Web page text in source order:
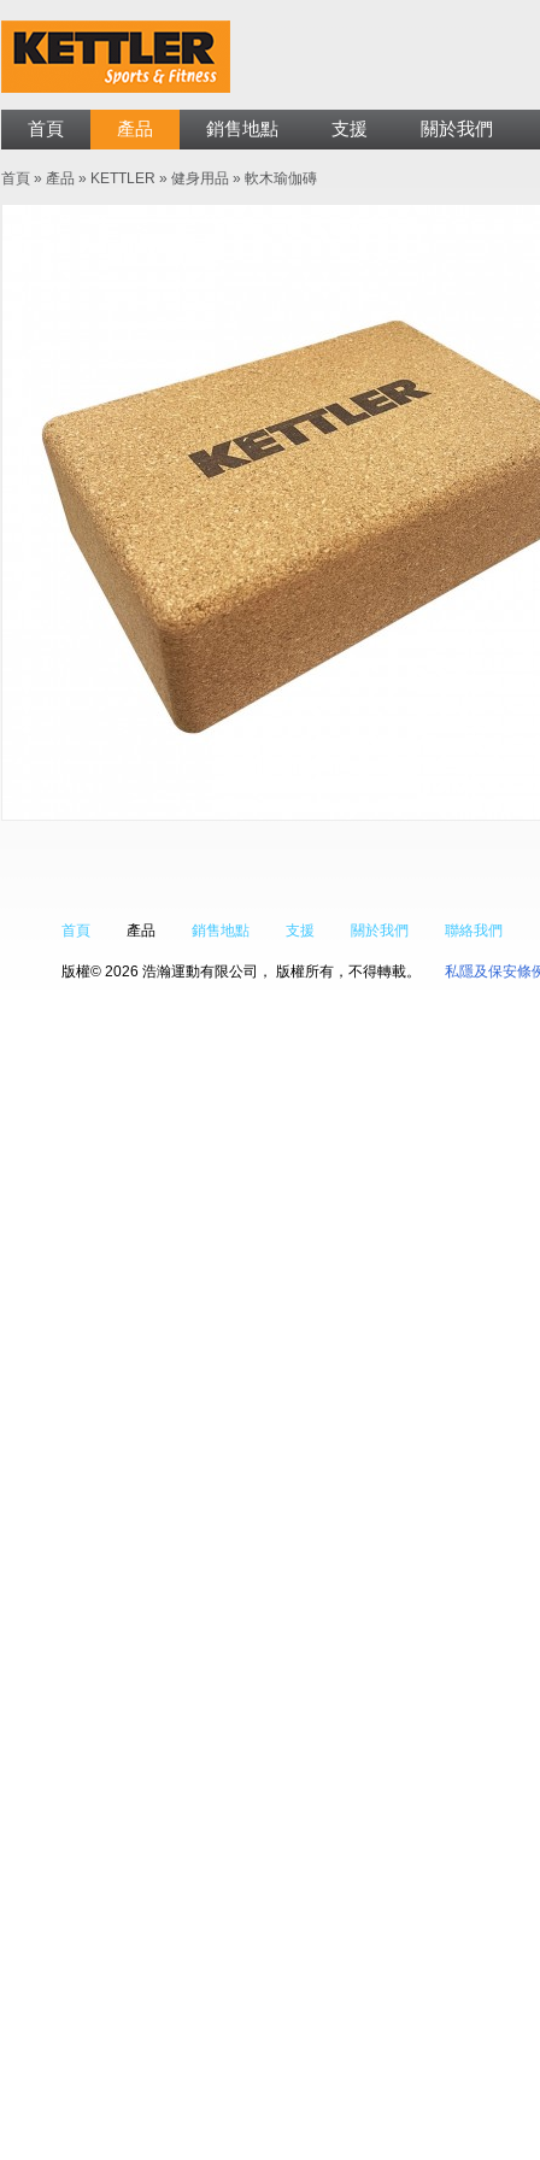
首頁 產品 銷售地點 支援 關於我們
首頁 » 產品 » KETTLER » 健身用品 » 軟木瑜伽磚
首頁 產品 銷售地點 支援 關於我們 聯絡我們
版權© 2026 浩瀚運動有限公司， 版權所有，不得轉載。 私隱及保安條